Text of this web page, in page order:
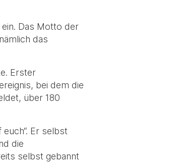
ein. Das Motto der
das
Erster
bei dem die
über 180
Er selbst
die
selbst gebannt